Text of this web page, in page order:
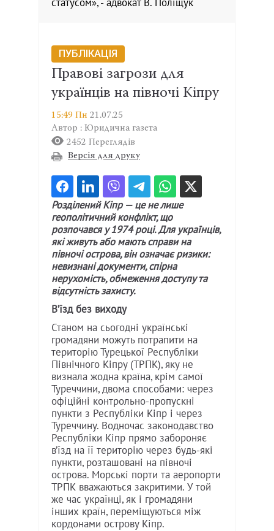
статусом», - адвокат В. Поліщук
ПУБЛІКАЦІЯ
Правові загрози для
українців на півночі Кіпру
15:49 Пн 21.07.25
Автор : Юридична газета
2452 Переглядів
Версія для друку
Розділений Кіпр — це не лише
геополітичний конфлікт, що
розпочався у 1974 році. Для українців,
які живуть або мають справи на
півночі острова, він означає ризики:
невизнані документи, спірна
нерухомість, обмеження доступу та
відсутність захисту.
В’їзд без виходу
Станом на сьогодні українські
громадяни можуть потрапити на
територію Турецької Республіки
Північного Кіпру (ТРПК), яку не
визнала жодна країна, крім самої
Туреччини, двома способами: через
офіційні контрольно-пропускні
пункти з Республіки Кіпр і через
Туреччину. Водночас законодавство
Республіки Кіпр прямо забороняє
в’їзд на її територію через будь-які
пункти, розташовані на півночі
острова. Морські порти та аеропорти
ТРПК вважаються закритими. У той
же час українці, як і громадяни
інших країн, переміщуються між
кордонами острову Кіпр.